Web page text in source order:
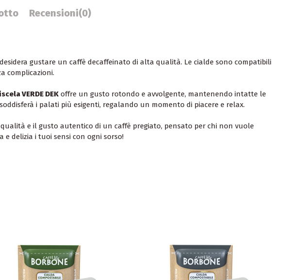
Recensioni(0)
desidera gustare un caffè decaffeinato di alta qualità. Le cialde sono compatibili
complicazioni.
VERDE DEK offre un gusto rotondo e avvolgente, mantenendo intatte le
i palati più esigenti, regalando un momento di piacere e relax.
qualità e il gusto autentico di un caffè pregiato, pensato per chi non vuole
e delizia i tuoi sensi con ogni sorso!